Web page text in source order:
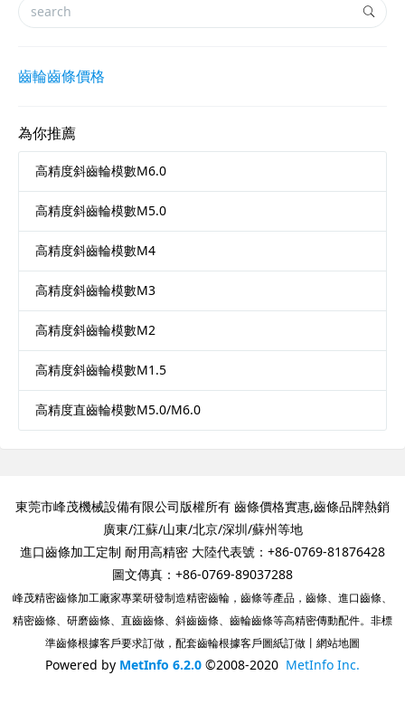
齒輪齒條價格
為你推薦
高精度斜齒輪模數M6.0
高精度斜齒輪模數M5.0
高精度斜齒輪模數M4
高精度斜齒輪模數M3
高精度斜齒輪模數M2
高精度斜齒輪模數M1.5
高精度直齒輪模數M5.0/M6.0
東莞市峰茂機械設備有限公司版權所有 齒條價格實惠,齒條品牌熱銷
廣東/江蘇/山東/北京/深圳/蘇州等地
進口齒條加工定制 耐用高精密 大陸代表號：+86-0769-81876428
圖文傳真：+86-0769-89037288
峰茂精密齒條加工廠家專業研發制造精密齒輪，齒條等產品，齒條、進口齒條、
精密齒條、研磨齒條、直齒齒條、斜齒齒條、齒輪齒條等高精密傳動配件。非標
準齒條根據客戶要求訂做，配套齒輪根據客戶圖紙訂做丨 網站地圖
Powered by MetInfo 6.2.0 ©2008-2020 MetInfo Inc.